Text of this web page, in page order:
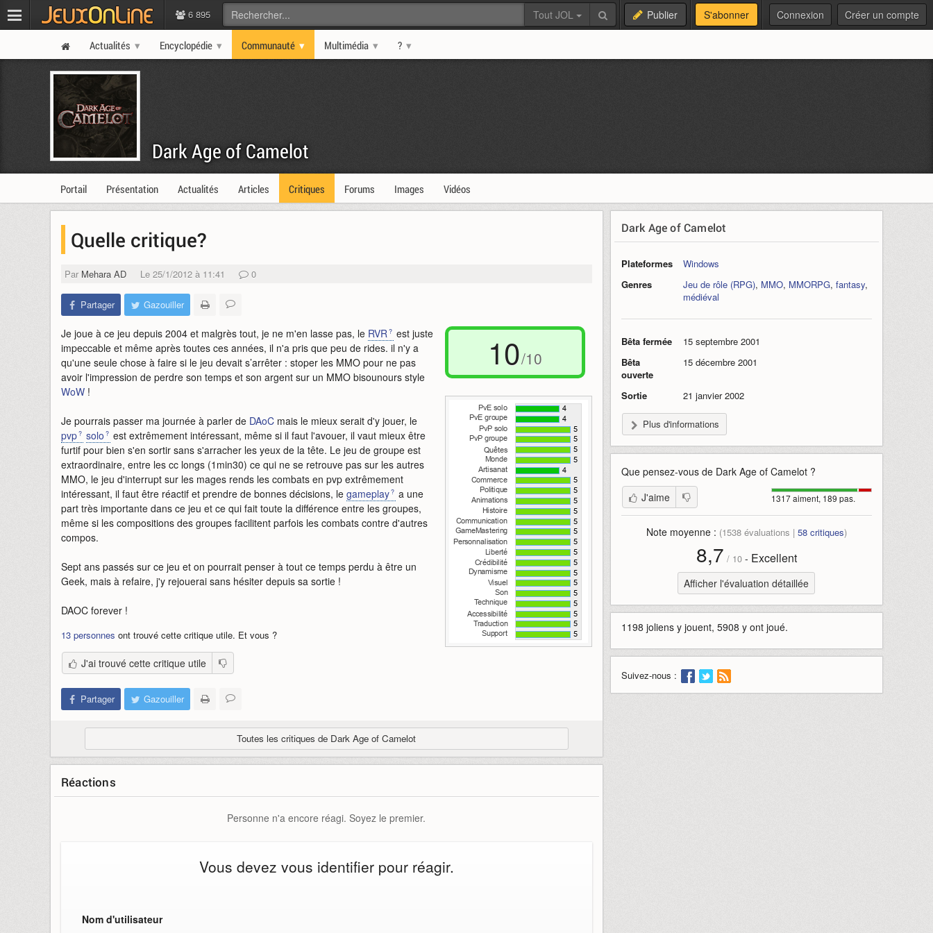
6 895 Tout JOL Publier S'abonner Connexion Créer un compte
Actualités Encyclopédie Communauté Multimédia ?
Dark Age of Camelot
Portail Présentation Actualités Articles Critiques Forums Images Vidéos
Quelle critique?
Par Mehara AD Le 25/1/2012 à 11:41 0
Partager Gazouiller
10/10
Je joue à ce jeu depuis 2004 et malgrès tout, je ne m'en lasse pas, le RVR
est juste
impeccable et même après toutes ces années, il n'a pris que peu de rides. il n'y a
qu'une seule chose à faire si le jeu devait s’arrêter : stoper les MMO pour ne pas
avoir l'impression de perdre son temps et son argent sur un MMO bisounours style
WoW !
Je pourrais passer ma journée à parler de DAoC mais le mieux serait d'y jouer, le
pvp
solo
est extrêmement intéressant, même si il faut l'avouer, il vaut mieux être
furtif pour bien s'en sortir sans s'arracher les yeux de la tête. Le jeu de groupe est
extraordinaire, entre les cc longs (1min30) ce qui ne se retrouve pas sur les autres
MMO, le jeu d'interrupt sur les mages rends les combats en pvp extrêmement
intéressant, il faut être réactif et prendre de bonnes décisions, le gameplay
a une
part très importante dans ce jeu et ce qui fait toute la différence entre les groupes,
même si les compositions des groupes facilitent parfois les combats contre d'autres
compos.
Sept ans passés sur ce jeu et on pourrait penser à tout ce temps perdu à être un
Geek, mais à refaire, j'y rejouerai sans hésiter depuis sa sortie !
DAOC forever !
13 personnes ont trouvé cette critique utile. Et vous ?
J'ai trouvé cette critique utile
Partager Gazouiller
Toutes les critiques de Dark Age of Camelot
Réactions
Personne n'a encore réagi. Soyez le premier.
Vous devez vous identifier pour réagir.
Nom d'utilisateur
Dark Age of Camelot
Plateformes
Windows
Genres
Jeu de rôle (RPG), MMO, MMORPG, fantasy,
médiéval
Bêta fermée
15 septembre 2001
Bêta
ouverte
15 décembre 2001
Sortie 21 janvier 2002
Plus d'informations
Que pensez-vous de Dark Age of Camelot?
1317 aiment, 189 pas.
J'aime
Note moyenne : (1538évaluations | 58critiques)
8,7 / 10- Excellent
Afficher l'évaluation détaillée
1198 joliens y jouent, 5908 y ont joué.
Suivez-nous :